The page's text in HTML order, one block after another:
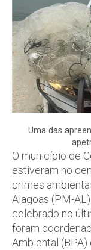
Uma das
O município de
estiveram no
crimes
Alagoas (PM-
celebrado no
foram
Ambiental